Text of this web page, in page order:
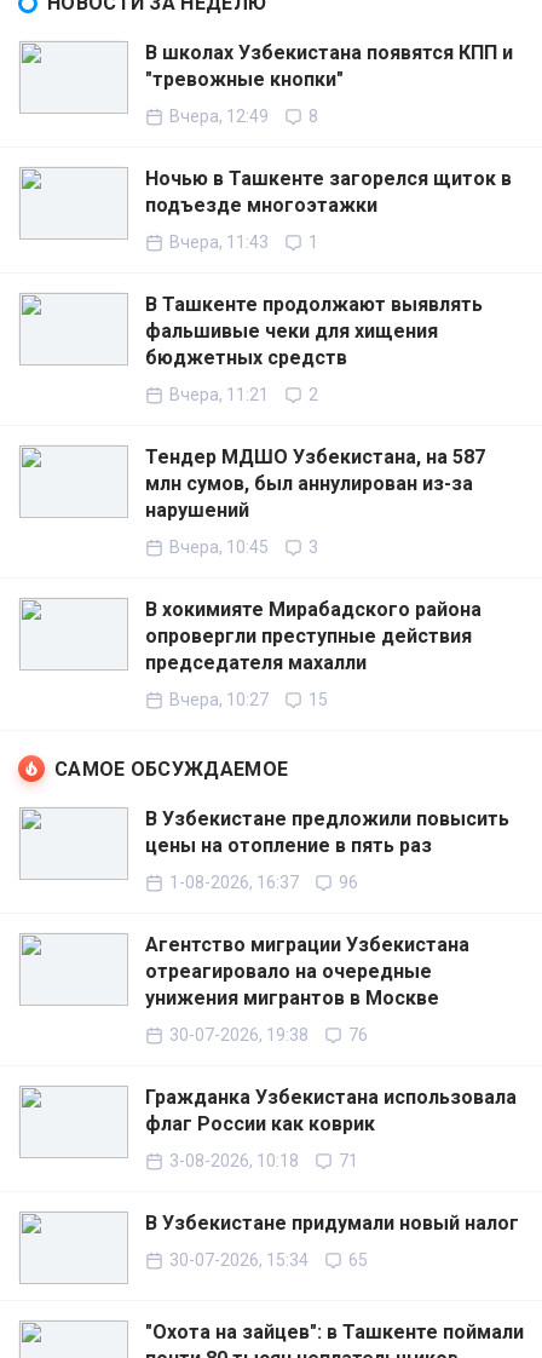
В школах Узбекистана появятся КПП и
"тревожные кнопки"
Вчера, 12:49 8
Ночью в Ташкенте загорелся щиток в
подъезде многоэтажки
Вчера, 11:43 1
В Ташкенте продолжают выявлять
фальшивые чеки для хищения
бюджетных средств
Вчера, 11:21 2
Тендер МДШО Узбекистана, на 587
млн сумов, был аннулирован из-за
нарушений
Вчера, 10:45 3
В хокимияте Мирабадского района
опровергли преступные действия
председателя махалли
Вчера, 10:27 15
САМОЕ ОБСУЖДАЕМОЕ
В Узбекистане предложили повысить
цены на отопление в пять раз
1-08-2026, 16:37 96
Агентство миграции Узбекистана
отреагировало на очередные
унижения мигрантов в Москве
30-07-2026, 19:38 76
Гражданка Узбекистана использовала
флаг России как коврик
3-08-2026, 10:18 71
В Узбекистане придумали новый налог
30-07-2026, 15:34 65
"Охота на зайцев": в Ташкенте поймали